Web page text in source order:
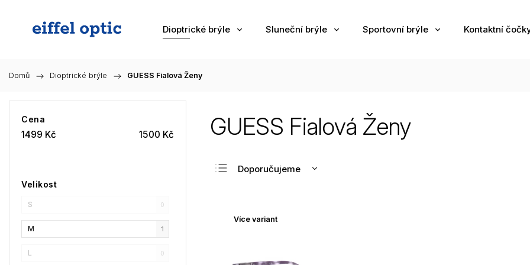
Dioptrické brýle Sluneční brýle Sportovní brýle Kontaktní
Domů / Dioptrické brýle / GUESS Fialová Ženy
Cena
1499 Kč 1500 Kč
Velikost
S 0
M 1
L 0
GUESS Fialová Ženy
Doporučujeme
Nejprodávanější
Více variant